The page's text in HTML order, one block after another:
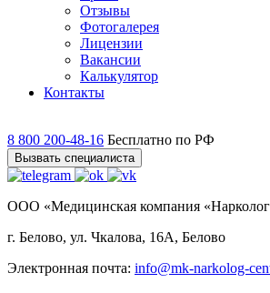
Отзывы
Фотогалерея
Лицензии
Вакансии
Калькулятор
Контакты
8 800 200-48-16 Бесплатно по РФ
Вызвать специалиста
ООО «Медицинская компания
г. Белово, ул. Чкалова, 16А, Белово
Электронная почта: info@mk-narkolog-